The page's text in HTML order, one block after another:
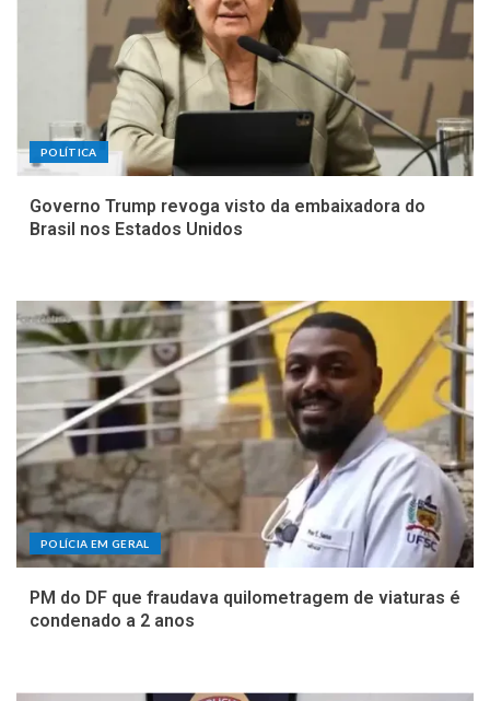
POLÍTICA
Governo Trump revoga visto da embaixadora do
Brasil nos Estados Unidos
POLÍCIA EM GERAL
PM do DF que fraudava quilometragem de viaturas é
condenado a 2 anos